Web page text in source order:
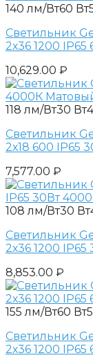
140 лм/Вт60 Вт
Светильник
2х36 1200
10,629.00 ₽
118 лм/Вт30 Вт
Светильник
2х18 600 IP65
7,577.00 ₽
108 лм/Вт30 Вт
Светильник
2х36 1200
8,853.00 ₽
155 лм/Вт60 Вт
Светильник
2х36 1200